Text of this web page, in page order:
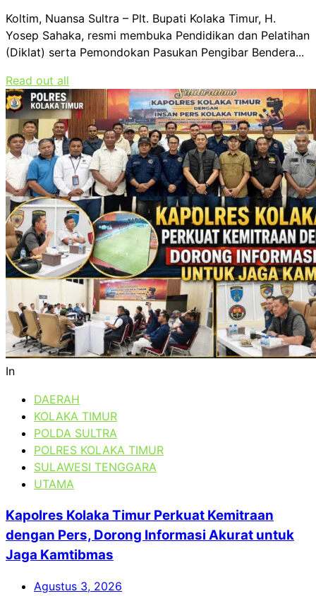
Koltim, Nuansa Sultra – Plt. Bupati Kolaka Timur, H.
Yosep Sahaka, resmi membuka Pendidikan dan Pelatihan
(Diklat) serta Pemondokan Pasukan Pengibar Bendera...
Read out all
In
DAERAH
KOLAKA TIMUR
POLDA SULTRA
POLRES KOLAKA TIMUR
SULAWESI TENGGARA
UTAMA
Kapolres Kolaka Timur Perkuat Kemitraan
dengan Pers, Dorong Informasi Akurat untuk
Jaga Kamtibmas
Agustus 3, 2026